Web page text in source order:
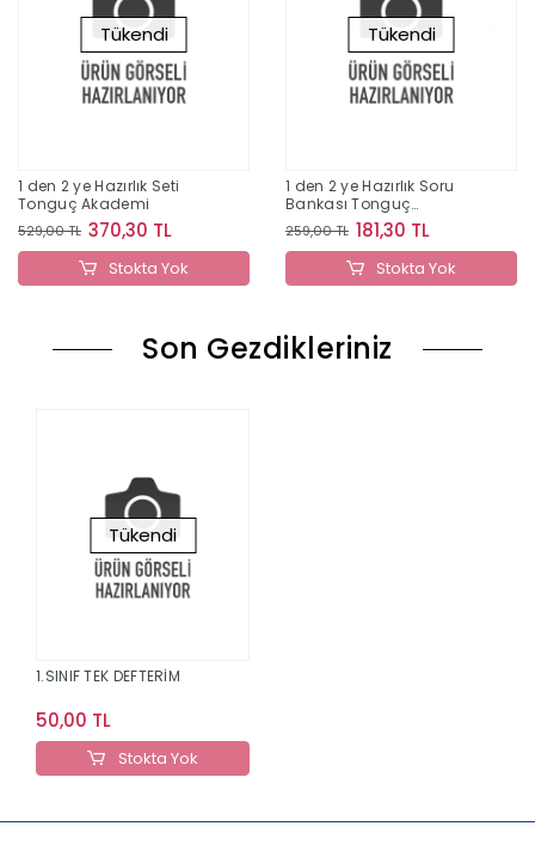
Tükendi
1 den 2 ye Hazırlık Seti
Tonguç Akademi
529,00 TL 370,30 TL
Stokta Yok
Tükendi
1 den 2 ye Hazırlık Soru
Bankası Tonguç
Akademi
259,00 TL 181,30 TL
Stokta Yok
Son Gezdikleriniz
Tükendi
1.SINIF TEK DEFTERİM
50,00 TL
Stokta Yok